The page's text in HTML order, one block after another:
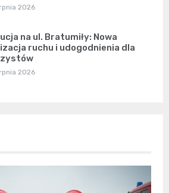
2026
na ul. Bratumiły: Nowa
ruchu i udogodnienia dla
2026